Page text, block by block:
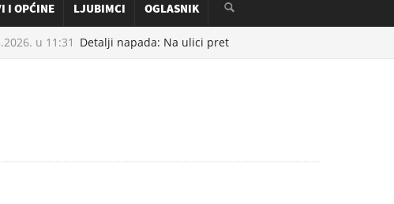
I OPĆINE LJUBIMCI OGLASNIK
u11:31 Detalji napada: Na ulici pretučen VAR sudac i direktor